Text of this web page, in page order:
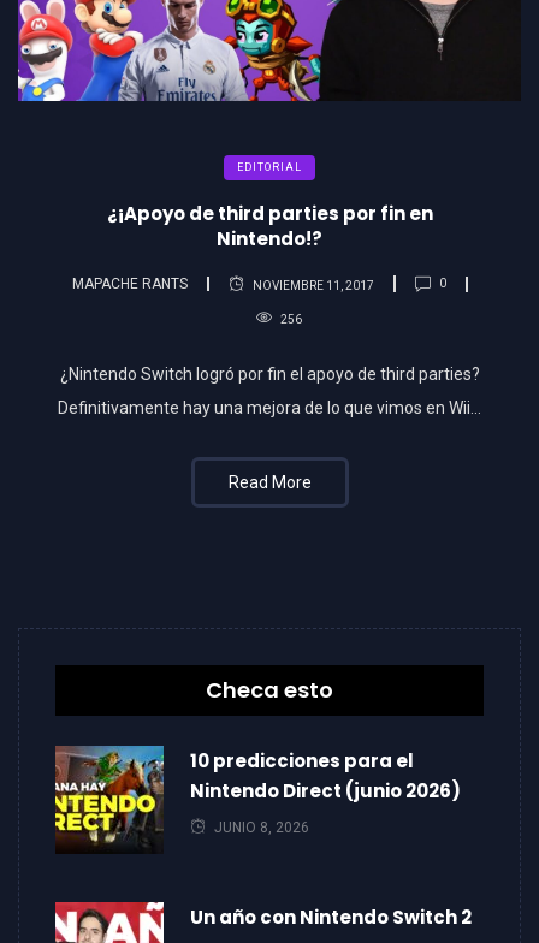
EDITORIAL
¿¡Apoyo de third parties por fin en
Nintendo!?
MAPACHE RANTS NOVIEMBRE 11, 2017 0
256
¿Nintendo Switch logró por fin el apoyo de third parties?
Definitivamente hay una mejora de lo que vimos en Wii…
Read More
Checa esto
10 predicciones para el
Nintendo Direct (junio 2026)
JUNIO 8, 2026
Un año con Nintendo Switch 2